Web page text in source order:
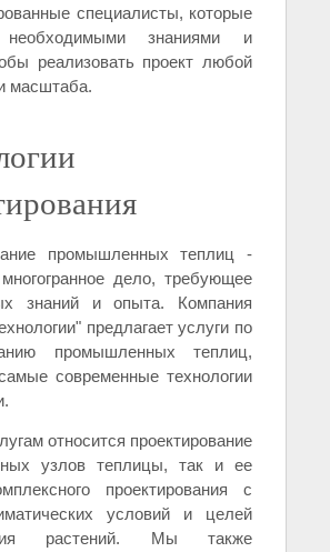
специалисты, которые
необходимыми знаниями и
реализовать проект любой
масштаба.
промышленных теплиц -
дело, требующее
знаний и опыта. Компания
предлагает услуги по
промышленных теплиц,
современные технологии
относится проектирование
узлов теплицы, так и ее
проектирования с
условий и целей
растений. Мы также